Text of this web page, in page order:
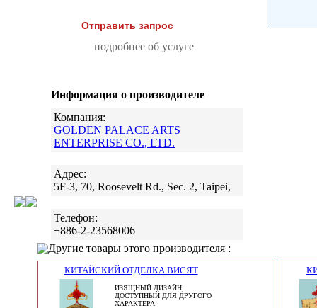
Отправить запрос
подробнее об услуге
Информация о производителе
Компания:
GOLDEN PALACE ARTS
ENTERPRISE CO., LTD.
Адрес:
5F-3, 70, Roosevelt Rd., Sec. 2, Taipei,
Телефон:
+886-2-23568006
Другие товары этого производителя :
КИТАЙСКИЙ ОТДЕЛКА ВИСЯТ
ИЗЯЩНЫЙ ДИЗАЙН,
ДОСТУПНЫЙ ДЛЯ ДРУГОГО
ХАРАКТЕРА